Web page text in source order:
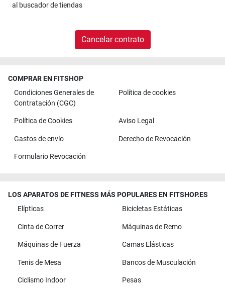
al buscador de tiendas
Cancelar contrato
COMPRAR EN FITSHOP
Condiciones Generales de
Contratación (CGC)
Política de cookies
Política de Cookies Aviso Legal
Gastos de envío Derecho de Revocación
Formulario Revocación
LOS APARATOS DE FITNESS MÁS POPULARES EN FITSHOP.ES
Elípticas
Bicicletas Estáticas
Cinta de Correr Máquinas de Remo
Máquinas de Fuerza Camas Elásticas
Tenis de Mesa Bancos de Musculación
Ciclismo Indoor Pesas